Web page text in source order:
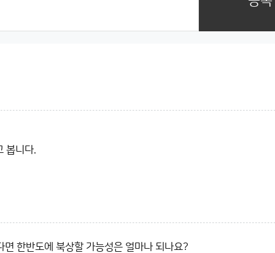
봅니다.
한반도에 북상할 가능성은 얼마나 되나요?